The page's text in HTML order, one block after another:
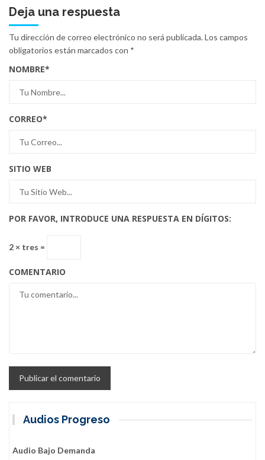
Deja una respuesta
Tu dirección de correo electrónico no será publicada.Los campos
obligatorios están marcados con *
NOMBRE*
CORREO*
SITIO WEB
POR FAVOR, INTRODUCE UNA RESPUESTA EN DÍGITOS:
2 × tres =
COMENTARIO
Audios Progreso
Audio Bajo Demanda